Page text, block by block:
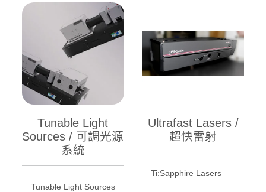
Tunable Light
Sources / 可調光源
系統
Tunable Light Sources
Ultrafast Lasers /
超快雷射
Ti:Sapphire Lasers